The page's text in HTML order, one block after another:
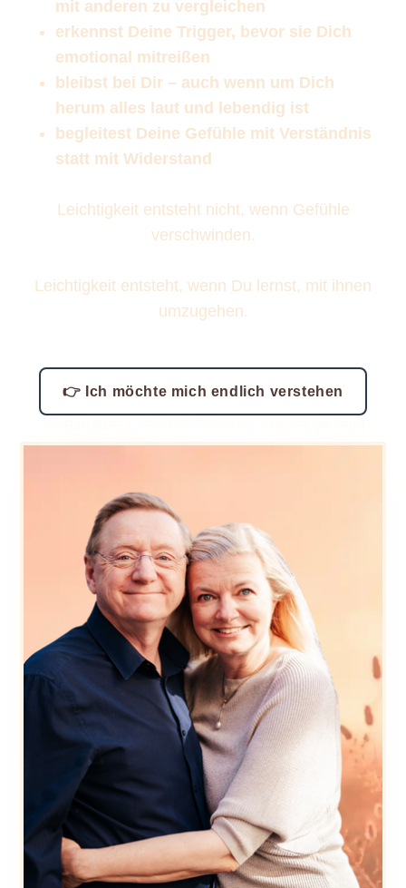
mit anderen zu vergleichen
erkennst Deine Trigger, bevor sie Dich
emotional mitreißen
bleibst bei Dir – auch wenn um Dich
herum alles laut und lebendig ist
begleitest Deine Gefühle mit Verständnis
statt mit Widerstand
Leichtigkeit entsteht nicht, wenn Gefühle
verschwinden.
Leichtigkeit entsteht, wenn Du lernst, mit ihnen
umzugehen.
👉 Ich möchte mich endlich verstehen